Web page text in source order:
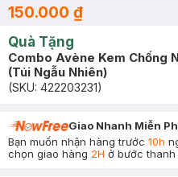
150.000 ₫
Quà Tặng
Combo Avène Kem Chống
(Túi Ngẫu Nhiên)
(SKU: 422203231)
Giao Nhanh Miễn
Bạn muốn nhận hàng trước 10h
chọn giao hàng 2H ở bước thanh